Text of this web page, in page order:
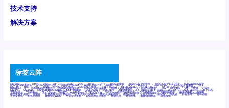
技术支持
解决方案
标签云阵
6Tx6Rx 8T 8T8R 24R 24T24R 24Tx 25G 48Rx 48Tx 100G光模块 400G OSFP光模块 400G QSFP112 DR4 800G DR8 OSFP
800G OSFP光模块 AD7606国产替代 AFBR-57B4APZ AFBR-1528CZ AFBR-2528CZ AOC Bypass Camera Link CWDM波分复用器 DAS
DC~4M DSS DTS DVS GYMB光纤连接器 GYM光纤连接器 HFBR-1531Z HFBR-2531Z HFBR-4501Z HFBR-4503Z HFBR-4511Z
HFBR-4513Z J599A6光纤连接器 J599A8光电连接器 J599MT光纤连接器 J599Ⅰ光电连接器 LC超短型光模块 LGA Mini SAS MT POB QSFP
QSFP+ QSFP28 QSFP28 100G光模块 QSFP28笼座 QSFP 40G QSFP笼座 RP连接器 SFF-8431 SFF-8436 SFF-8472 SFF-8654 4i SFP 10G
SFP MSA SFP笼座 Z-BLOCK 万兆交换机 交换机 光切换仪OLP 光开关 光模块笼子座子 光电探测器 光电编码器模块 光电连接器 光端机
光纤激光器 光纤跳线 光纤连接器 光耦 全国产交换机 军品级光耦 千兆交换机 国产化光模块 射频光模块 微型光模块 微型可插拔BGA光模块
微型波分复用器 探测器 收发模块光学引擎组件 机架式光纤收发器 模拟光发射模块 模拟光器件 波分复用器 测试版 激光器 特种光纤 特种光缆
百兆交换机 相机光模块 紧凑型DWDM 网管型交换机 表贴式单路光模块 通信光纤 通信光缆 铌酸锂调制器 高速线缆